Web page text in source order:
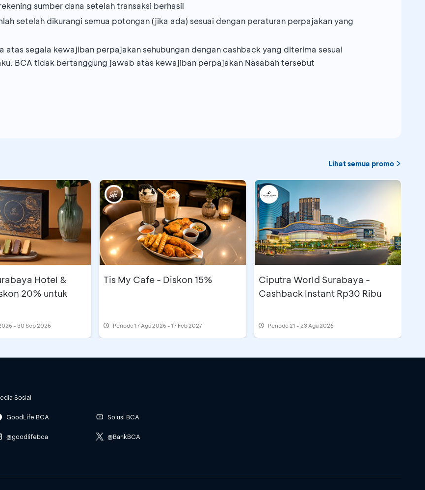
sumber dana setelah transaksi berhasil
setelah dikurangi semua potongan (jika ada) sesuai dengan peraturan perpajakan yang
atas segala kewajiban perpajakan sehubungan dengan cashback yang diterima sesuai
BCA tidak bertanggung jawab atas kewajiban perpajakan Nasabah tersebut
Lihat semua promo
Hotel &
20% untuk
- 30 Sep 2026
Tis My Cafe - Diskon 15%
Periode17 Agu 2026 - 17 Feb 2027
Ciputra World Surabaya -
Cashback Instant Rp30 Ribu
Periode21 - 23 Agu 2026
Sosial
GoodLife BCA
@goodlifebca
Solusi BCA
@BankBCA